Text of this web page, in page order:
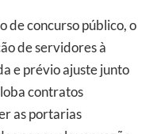
de concurso público, o
de servidores à
e prévio ajuste junto
contratos
as portarias